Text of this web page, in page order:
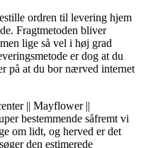
ordren til levering hjem
Fragtmetoden bliver
lige så vel i høj grad
er dog at du
på at du bor nærved internet
|| Mayflower ||
bestemmende såfremt vi
om lidt, og herved er det
den estimerede